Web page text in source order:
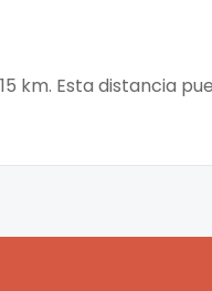
km. Esta distancia